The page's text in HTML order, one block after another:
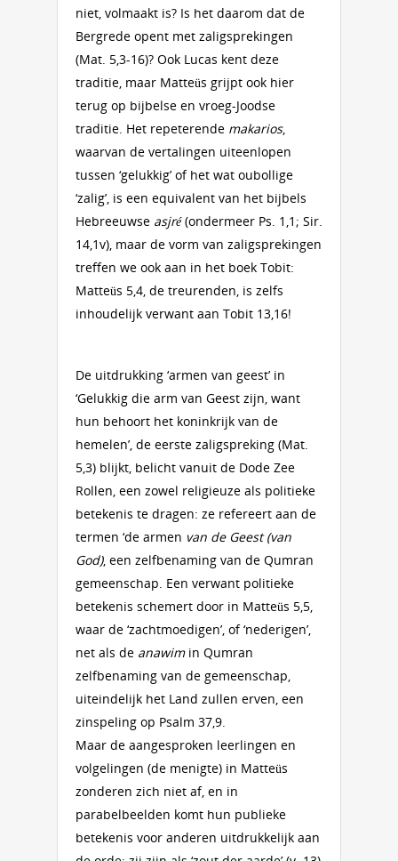
niet, volmaakt is? Is het daarom dat de
Bergrede opent met zaligsprekingen
(Mat. 5,3-16)? Ook Lucas kent deze
traditie, maar Matteüs grijpt ook hier
terug op bijbelse en vroeg-Joodse
traditie. Het repeterende makarios,
waarvan de vertalingen uiteenlopen
tussen ‘gelukkig’ of het wat oubollige
‘zalig’, is een equivalent van het bijbels
Hebreeuwse asjré(ondermeer Ps. 1,1; Sir.
14,1v), maar de vorm van zaligsprekingen
treffen we ook aan in het boek Tobit:
Matteüs 5,4, de treurenden, is zelfs
inhoudelijk verwant aan Tobit 13,16!
De uitdrukking ‘armen van geest’ in
‘Gelukkig die arm van Geest zijn, want
hun behoort het koninkrijk van de
hemelen’, de eerste zaligspreking (Mat.
5,3) blijkt, belicht vanuit de Dode Zee
Rollen, een zowel religieuze als politieke
betekenis te dragen: ze refereert aan de
termen ‘de armen van de Geest (van
God), een zelfbenaming van de Qumran
gemeenschap. Een verwant politieke
betekenis schemert door in Matteüs 5,5,
waar de ‘zachtmoedigen’, of ‘nederigen’,
net als de anawimin Qumran
zelfbenaming van de gemeenschap,
uiteindelijk het Land zullen erven, een
zinspeling op Psalm 37,9.
Maar de aangesproken leerlingen en
volgelingen (de menigte) in Matteüs
zonderen zich niet af, en in
parabelbeelden komt hun publieke
betekenis voor anderen uitdrukkelijk aan